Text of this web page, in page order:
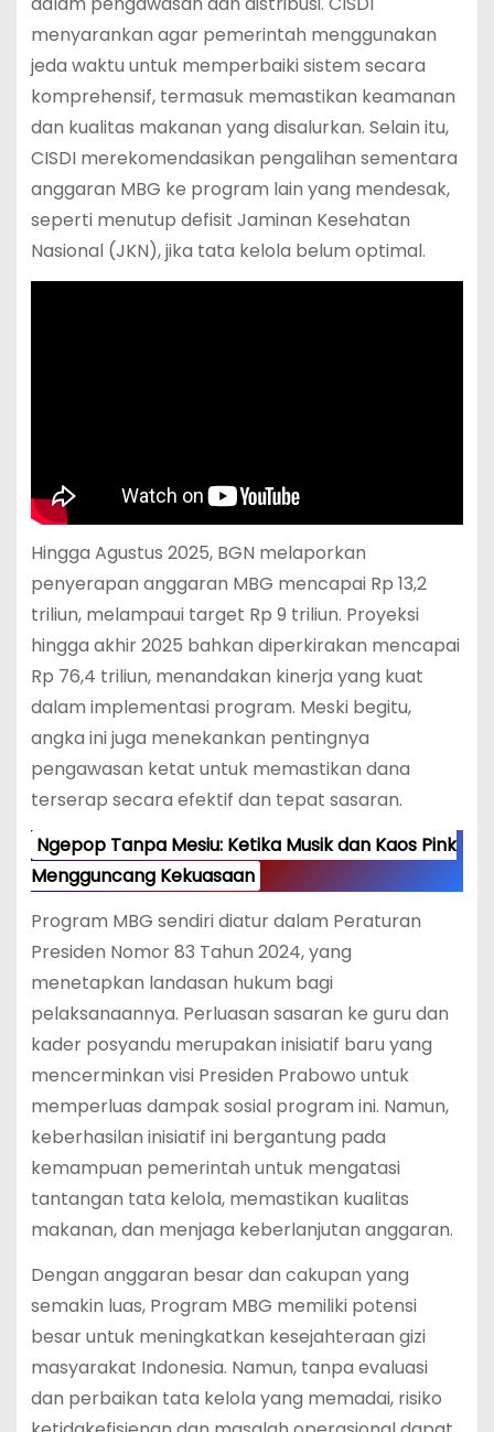
menyarankan agar pemerintah menggunakan
jeda waktu untuk memperbaiki sistem secara
komprehensif, termasuk memastikan keamanan
dan kualitas makanan yang disalurkan. Selain itu,
CISDI merekomendasikan pengalihan sementara
anggaran MBG ke program lain yang mendesak,
seperti menutup defisit Jaminan Kesehatan
Nasional (JKN), jika tata kelola belum optimal.
Hingga Agustus 2025, BGN melaporkan
penyerapan anggaran MBG mencapai Rp 13,2
triliun, melampaui target Rp 9 triliun. Proyeksi
hingga akhir 2025 bahkan diperkirakan mencapai
Rp 76,4 triliun, menandakan kinerja yang kuat
dalam implementasi program. Meski begitu,
angka ini juga menekankan pentingnya
pengawasan ketat untuk memastikan dana
terserap secara efektif dan tepat sasaran.
Ngepop Tanpa Mesiu: Ketika Musik dan Kaos Pink
Mengguncang Kekuasaan
Program MBG sendiri diatur dalam Peraturan
Presiden Nomor 83 Tahun 2024, yang
menetapkan landasan hukum bagi
pelaksanaannya. Perluasan sasaran ke guru dan
kader posyandu merupakan inisiatif baru yang
mencerminkan visi Presiden Prabowo untuk
memperluas dampak sosial program ini. Namun,
keberhasilan inisiatif ini bergantung pada
kemampuan pemerintah untuk mengatasi
tantangan tata kelola, memastikan kualitas
makanan, dan menjaga keberlanjutan anggaran.
Dengan anggaran besar dan cakupan yang
semakin luas, Program MBG memiliki potensi
besar untuk meningkatkan kesejahteraan gizi
masyarakat Indonesia. Namun, tanpa evaluasi
dan perbaikan tata kelola yang memadai, risiko